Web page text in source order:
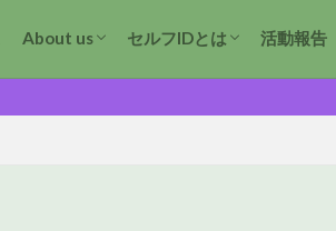
About us セルフIDとは 活動報告